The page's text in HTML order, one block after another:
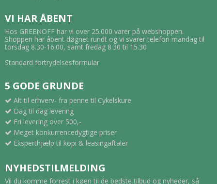
VI HAR ÅBENT
Hos GREENOFF har vi over 25.000 varer på webshoppen.
Shoppen har åbent døgnet rundt og vi svarer telefon mandag til
torsdag 8.30-16.00, samt fredag 8.30 til 15.30
Standard fortrydelsesformular
5 GODE GRUNDE
Alt til erhverv- fra penne til Cykelskure
Dag til dag levering
Fri levering over 500,-
Meget konkurrencedygtige priser
Eksperthjælp til kopi & leasingaftaler
NYHEDSTILMELDING
Vil du komme forrest i køen til de bedste tilbud og nyheder, så